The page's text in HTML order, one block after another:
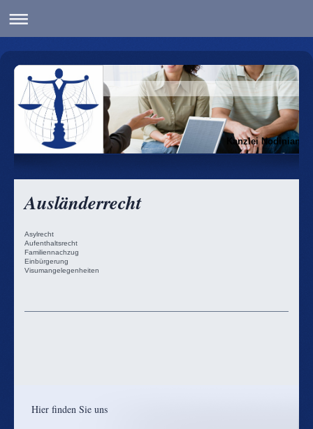
Kanzlei Nodinian
Ausländerrecht
Asylrecht
Aufenthaltsrecht
Familiennachzug
Einbürgerung
Visumangelegenheiten
Hier finden Sie uns